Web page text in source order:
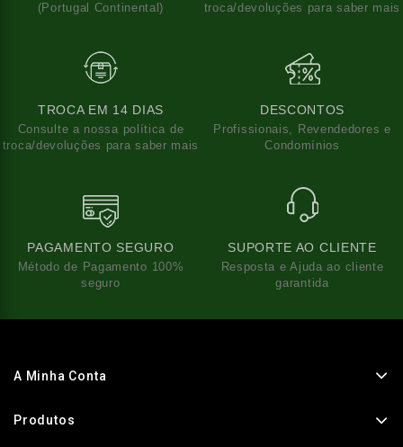
(Portugal Continental)
troca/devoluções para saber mais
TROCA EM 14 DIAS
Consulte a nossa política de
troca/devoluções para saber mais
DESCONTOS
Profissionais, Revendedores e
Condomínios
PAGAMENTO SEGURO
Método de Pagamento 100%
seguro
SUPORTE AO CLIENTE
Resposta e Ajuda ao cliente
garantida
A Minha Conta
Produtos